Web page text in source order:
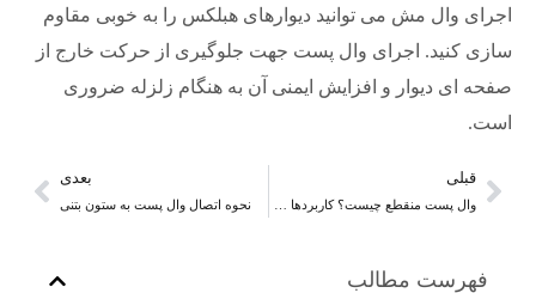
اجرای وال مش می توانید دیوارهای هبلکس را به خوبی مقاوم
سازی کنید. اجرای وال پست جهت جلوگیری از حرکت خارج از
صفحه ای دیوار و افزایش ایمنی آن به هنگام زلزله ضروری
است.
قبلی بعدی
نحوه اتصال وال پست به ستون بتنی
فهرست مطالب